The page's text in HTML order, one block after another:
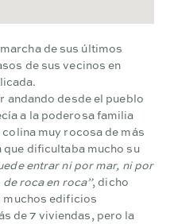
de sus últimos
de sus vecinos en
andando desde el pueblo
a la poderosa familia
muy rocosa de más
dificultaba mucho su
entrar ni por mar, ni por
roca en roca”, dicho
muchos edificios
de 7 viviendas, pero la